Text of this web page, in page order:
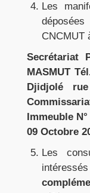
Les
CNCMUT
Secrétariat
MASMUT
Djidjolé
Immeuble
09 Octobre
Les